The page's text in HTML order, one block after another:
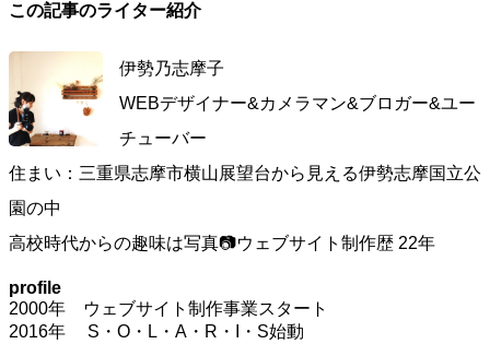
この記事のライター紹介
伊勢乃志摩子
WEBデザイナー&カメラマン&ブロガー&ユー
チューバー
住まい：三重県志摩市横山展望台から見える伊勢志摩国立公
園の中
高校時代からの趣味は写真📷ウェブサイト制作歴 22年
profile
2000年 ウェブサイト制作事業スタート
2016年 S・O・L・A・R・I・S始動